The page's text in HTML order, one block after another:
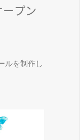
プン
ルを制作し